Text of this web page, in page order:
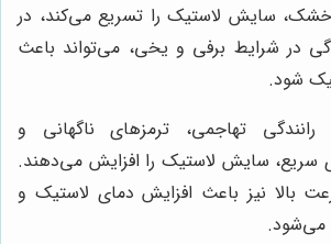
سایش لاستیک را تسریع می‌کند، در
در شرایط برفی و یخی، می‌تواند باعث
شود.
رانندگی تهاجمی، ترمزهای ناگهانی و
سریع، سایش لاستیک را افزایش می‌دهند.
بالا نیز باعث افزایش دمای لاستیک و
می‌شود.